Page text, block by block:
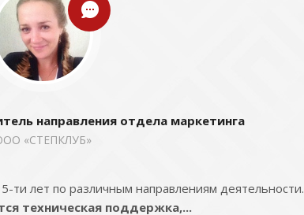
направления отдела маркетинга
«СТЕПКЛУБ»
лет по различным направлениям деятельности.
техническая поддержка,...